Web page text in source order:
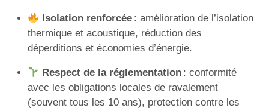
Isolation renforcée: amélioration de l’isolation
thermique et acoustique, réduction des
déperditions et économies d’énergie.
Respect de la réglementation: conformité
avec les obligations locales de ravalement
(souvent tous les 10 ans), protection contre les